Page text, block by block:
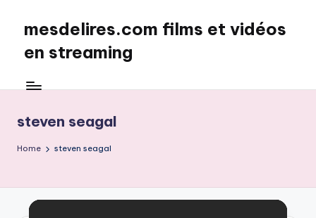
content
mesdelires.com films et vidéos
en streaming
:
et
complet
français
steven seagal
Home steven seagal